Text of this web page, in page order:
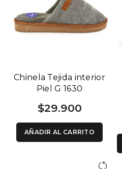
Chinela Tejida interior
Piel G 1630
$29.900
AÑADIR AL CARRITO